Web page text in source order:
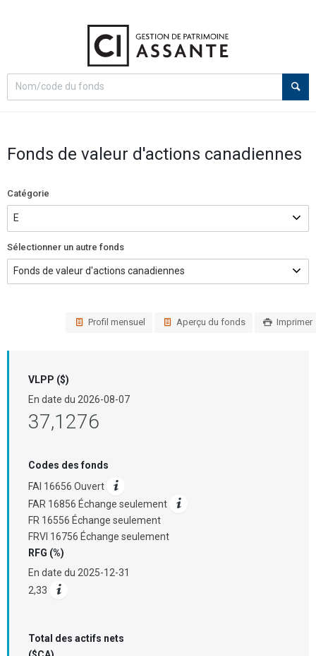
Select
Recherche
Fonds de valeur d'actions canadiennes
Catégorie
Sélectionner un autre fonds
Profil mensuel Aperçu du fonds Imprimer
VLPP ($)
En date du 2026-08-07
37,1276
Codes des fonds
FAI 16656 Ouvert
FAR 16856 Échange seulement
FR 16556 Échange seulement
FRVI 16756 Échange seulement
RFG (%)
En date du 2025-12-31
2,33
Total des actifs nets